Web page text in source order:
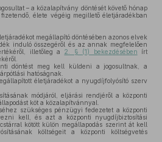
– a közalapítvány döntését követő hónap
élete végéig megillető életjáradékban
megállapító döntésében azonos elvek
induló összegéről és az annak megfelelően
illetőleg a 2. § (1) bekezdésében írt
döntést meg kell küldeni a jogosultnak, a
hatóságnak.
életjáradékot a nyugdíjfolyósító szerv
módjáról, eljárási rendjéről a központi
köt a közalapítvánnyal.
szükséges pénzügyi fedezetet a központi
kell, és azt a központi nyugdíjbiztosítási
kötött külön megállapodás szerint át kell
költségeit a központi költségvetés